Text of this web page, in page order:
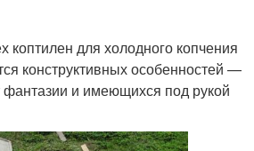
коптилен для холодного копчения
конструктивных особенностей —
фантазии и имеющихся под рукой